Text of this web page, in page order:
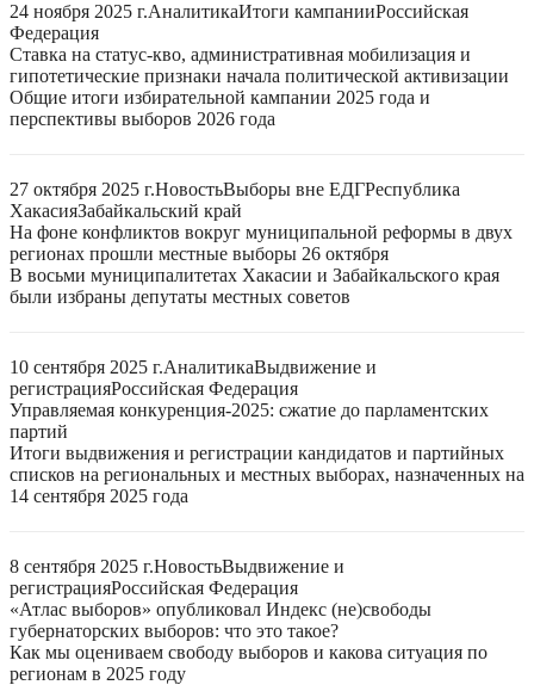
24 ноября 2025 г.АналитикаИтоги кампанииРоссийская
Федерация
Ставка на статус-кво, административная мобилизация и
гипотетические признаки начала политической активизации
Общие итоги избирательной кампании 2025 года и
перспективы выборов 2026 года
27 октября 2025 г.НовостьВыборы вне ЕДГРеспублика
ХакасияЗабайкальский край
На фоне конфликтов вокруг муниципальной реформы в двух
регионах прошли местные выборы 26 октября
В восьми муниципалитетах Хакасии и Забайкальского края
были избраны депутаты местных советов
10 сентября 2025 г.АналитикаВыдвижение и
регистрацияРоссийская Федерация
Управляемая конкуренция-2025: сжатие до парламентских
партий
Итоги выдвижения и регистрации кандидатов и партийных
списков на региональных и местных выборах, назначенных на
14 сентября 2025 года
8 сентября 2025 г.НовостьВыдвижение и
регистрацияРоссийская Федерация
«Атлас выборов» опубликовал Индекс (не)свободы
губернаторских выборов: что это такое?
Как мы оцениваем свободу выборов и какова ситуация по
регионам в 2025 году